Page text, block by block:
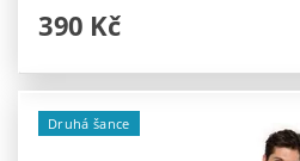
390 Kč
Druhá šance